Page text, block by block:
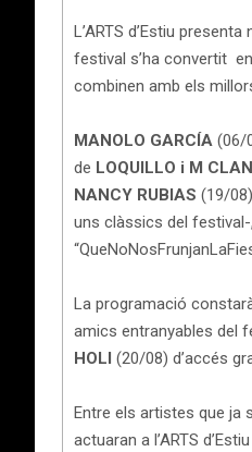
L’ARTS d’Estiu
festival s’ha convertit
combinen amb els
MANOLO GARCÍA (06/
de LOQUILLO i M CLAN
NANCY RUBIAS (19/
uns clàssics del festival-,
La programació
amics entranyables del
HOLI (20/08) d’accés
Entre els artistes que ja
actuaran a l’ARTS